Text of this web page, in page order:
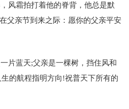
风霜拍打着他的脊背，他总是默
父亲节到来之际：愿你的父亲平安
片蓝天;父亲是一棵树，挡住风和
的航程指明方向!祝普天下所有的